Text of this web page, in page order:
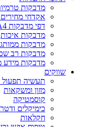
מדבקות
אקדחי מחירים
דפי מדבקות A4
מדבקות איכות
מדבקות
מדבקות רב
מדבקות מידע
שווקים
תעשיה תפעול
מזון ומשקאות
קוסמטיקה
כימיקלים
חקלאות